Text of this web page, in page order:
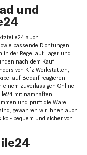
und
auch
passende Dichtungen
der Regel auf Lager und
nach dem Kauf
von Kfz-Werkstätten,
auf Bedarf reagieren
einem zuverlässigen Online-
mit namhaften
und prüft die Ware
gewähren wir Ihnen auch
- bequem und sicher von